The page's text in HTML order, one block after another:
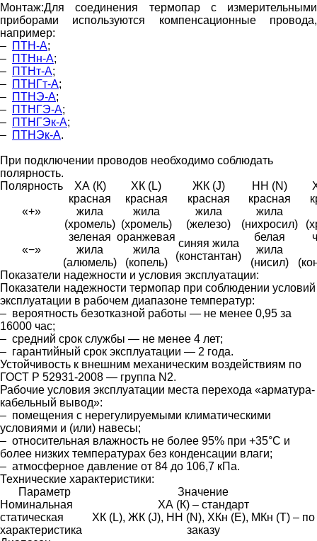
Монтаж:Для соединения термопар с измерительными
приборами используются компенсационные провода,
например:
– ПТН-А;
– ПТНн-А;
– ПТНт-А;
– ПТНГт-А;
– ПТНЭ-А;
– ПТНГЭ-А;
– ПТНГЭк-А;
– ПТНЭк-А.
При подключении проводов необходимо соблюдать
полярность.
Полярность
ХА (К) ХК (L) ЖК (J) НН (N)
«+»
красная
жила
(хромель)
красная
жила
(хромель)
красная
жила
(железо)
красная
жила
(нихросил)
«−»
зеленая
жила
(алюмель)
оранжевая
жила
(копель)
синяя жила
(константан)
белая
жила
(нисил)
Показатели надежности и условия эксплуатации:
Показатели надежности термопар при соблюдении условий
эксплуатации в рабочем диапазоне температур:
– вероятность безотказной работы — не менее 0,95 за
16000 час;
– средний срок службы — не менее 4 лет;
– гарантийный срок эксплуатации — 2 года.
Устойчивость к внешним механическим воздействиям по
ГОСТ Р 52931-2008 — группа N2.
Рабочие условия эксплуатации места перехода «арматура-
кабельный вывод»:
– помещения с нерегулируемыми климатическими
условиями и (или) навесы;
– относительная влажность не более 95% при +35°С и
более низких температурах без конденсации влаги;
– атмосферное давление от 84 до 106,7 кПа.
Технические характеристики:
Параметр
Значение
Номинальная
статическая
характеристика
ХА (К) – стандарт
ХК (L), ЖК (J), НН (N), ХКн (E), МКн (Т) – по
заказу